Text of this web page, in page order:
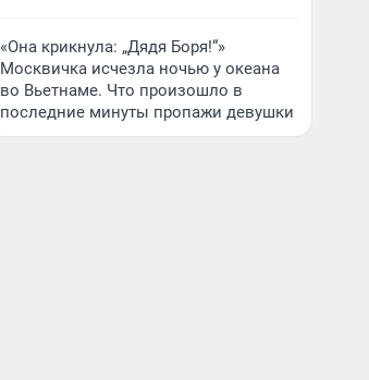
«Она крикнула: „Дядя Боря!“»
Москвичка исчезла ночью у океана
во Вьетнаме. Что произошло в
последние минуты пропажи девушки